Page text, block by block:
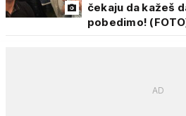
čekaju da kažeš
pobedimo!